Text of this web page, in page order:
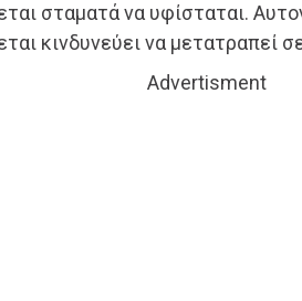
σταματά να υφίσταται.
κινδυνεύει να μετατραπεί
Advertisment